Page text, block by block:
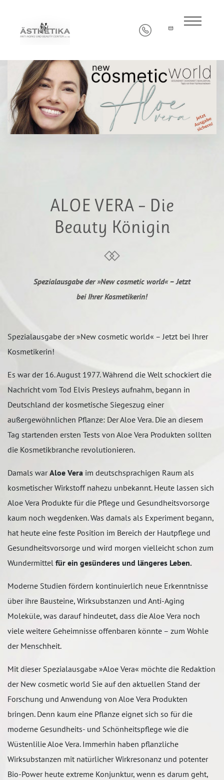
ALOE VERA – Die
Beauty Königin
Spezialausgabe der »New cosmetic world« – Jetzt
bei Ihrer Kosmetikerin!
Spezialausgabe der »New cosmetic world« – Jetzt bei Ihrer
Kosmetikerin!
Es war der 16. August 1977. Während die Welt schockiert die
Nachricht vom Tod Elvis Presleys aufnahm, begann in
Deutschland der kosmetische Siegeszug einer
außergewöhnlichen Pflanze: Der Aloe Vera. Die an diesem
Tag startenden ersten Tests von Aloe Vera Produkten sollten
die Kosmetikbranche revolutionieren.
Damals warAloe Vera im deutschsprachigen Raum als
kosmetischer Wirkstoff nahezu unbekannt. Heute lassen sich
Aloe Vera Produkte für die Pflege und Gesundheitsvorsorge
kaum noch wegdenken. Was damals als Experiment begann,
hat heute eine feste Position im Bereich der Hautpflege und
Gesundheitsvorsorge und wird morgen vielleicht schon zum
Wundermittel für ein gesünderes und längeres Leben.
Moderne Studien fördern kontinuierlich neue Erkenntnisse
über ihre Bausteine, Wirksubstanzen und Anti-Aging
Moleküle, was darauf hindeutet, dass die Aloe Vera noch
viele weitere Geheimnisse offenbaren könnte – zum Wohle
der Menschheit.
Mit dieser Spezialausgabe »Aloe Vera« möchte die Redaktion
der New cosmetic world Sie auf den aktuellen Stand der
Forschung und Anwendung von Aloe Vera Produkten
bringen. Denn kaum eine Pflanze eignet sich so für die
moderne Gesundheits- und Schönheitspflege wie die
Wüstenlilie Aloe Vera. Immerhin haben pflanzliche
Wirksubstanzen mit natürlicher Wirkresonanz und potenter
Bio-Power heute extreme Konjunktur, wenn es darum geht,